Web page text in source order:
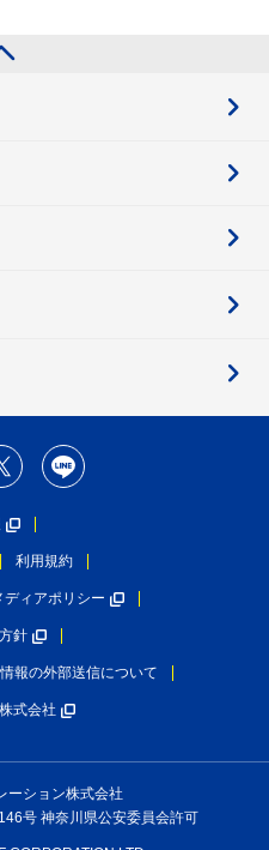
利用規約
ディアポリシー
針
報の外部送信について
式会社
ーション株式会社
号 神奈川県公安委員会許可